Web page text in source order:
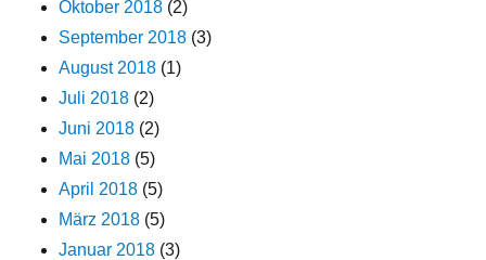
Oktober 2018 (2)
September 2018 (3)
August 2018 (1)
Juli 2018 (2)
Juni 2018 (2)
Mai 2018 (5)
April 2018 (5)
März 2018 (5)
Januar 2018 (3)